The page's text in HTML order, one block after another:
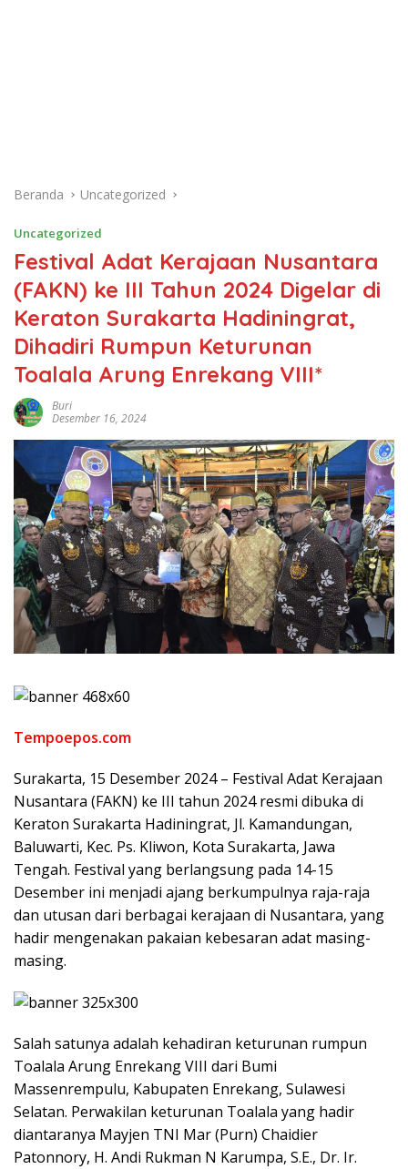
Beranda Uncategorized
Uncategorized
Festival Adat Kerajaan Nusantara
(FAKN) ke III Tahun 2024 Digelar di
Keraton Surakarta Hadiningrat,
Dihadiri Rumpun Keturunan
Toalala Arung Enrekang VIII*
Buri
Desember 16, 2024
Tempoepos.com
Surakarta, 15 Desember 2024 – Festival Adat Kerajaan
Nusantara (FAKN) ke III tahun 2024 resmi dibuka di
Keraton Surakarta Hadiningrat, Jl. Kamandungan,
Baluwarti, Kec. Ps. Kliwon, Kota Surakarta, Jawa
Tengah. Festival yang berlangsung pada 14-15
Desember ini menjadi ajang berkumpulnya raja-raja
dan utusan dari berbagai kerajaan di Nusantara, yang
hadir mengenakan pakaian kebesaran adat masing-
masing.
Salah satunya adalah kehadiran keturunan rumpun
Toalala Arung Enrekang VIII dari Bumi
Massenrempulu, Kabupaten Enrekang, Sulawesi
Selatan. Perwakilan keturunan Toalala yang hadir
diantaranya Mayjen TNI Mar (Purn) Chaidier
Patonnory, H. Andi Rukman N Karumpa, S.E., Dr. Ir.